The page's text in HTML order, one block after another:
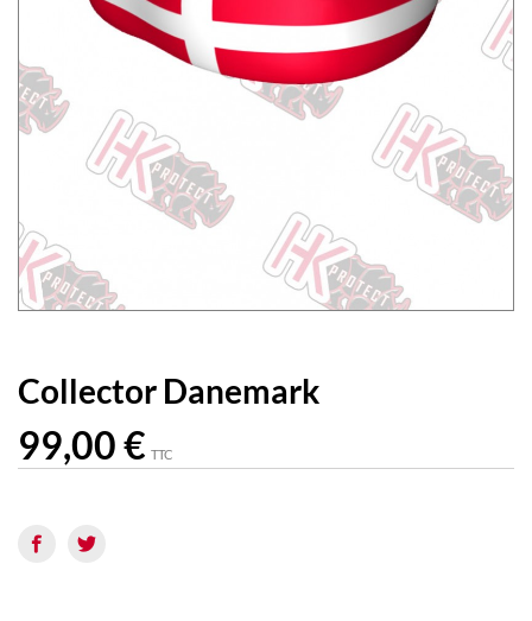
Collector Danemark
99,00 € TTC